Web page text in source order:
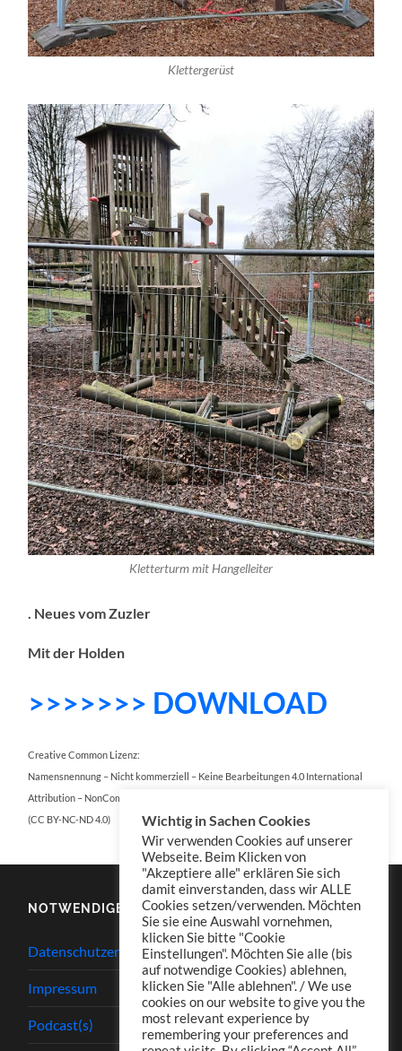
Klettergerüst
Kletterturm mit Hangelleiter
. Neues vom Zuzler
Mit der Holden
>>>>>>> DOWNLOAD
Creative Common Lizenz:
Namensnennung – Nicht kommerziell – Keine Bearbeitungen 4.0 International
Attribution – NonCommercial – NoDerivatives 4.0 International
(CC BY-NC-ND 4.0)
NOTWENDIGES
Datenschutzerklärung
Impressum
Podcast(s)
Wichtig in Sachen Cookies
Wir verwenden Cookies auf unserer
Webseite. Beim Klicken von
"Akzeptiere alle" erklären Sie sich
damit einverstanden, dass wir ALLE
Cookies setzen/verwenden. Möchten
Sie sie eine Auswahl vornehmen,
klicken Sie bitte "Cookie
Einstellungen". Möchten Sie alle (bis
auf notwendige Cookies) ablehnen,
klicken Sie "Alle ablehnen". / We use
cookies on our website to give you the
most relevant experience by
remembering your preferences and